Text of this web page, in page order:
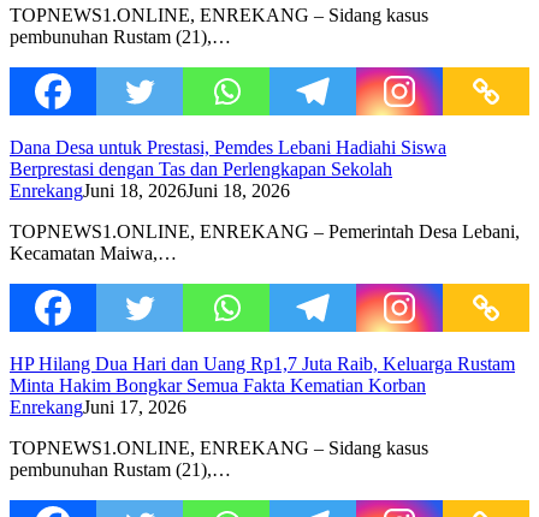
TOPNEWS1.ONLINE, ENREKANG – Sidang kasus
pembunuhan Rustam (21),…
Dana Desa untuk Prestasi, Pemdes Lebani Hadiahi Siswa
Berprestasi dengan Tas dan Perlengkapan Sekolah
EnrekangJuni 18, 2026Juni 18, 2026
TOPNEWS1.ONLINE, ENREKANG – Pemerintah Desa Lebani,
Kecamatan Maiwa,…
HP Hilang Dua Hari dan Uang Rp1,7 Juta Raib, Keluarga Rustam
Minta Hakim Bongkar Semua Fakta Kematian Korban
EnrekangJuni 17, 2026
TOPNEWS1.ONLINE, ENREKANG – Sidang kasus
pembunuhan Rustam (21),…